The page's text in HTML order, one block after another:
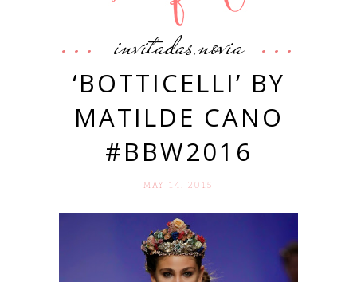
invitadas,novia
‘BOTTICELLI’ BY
MATILDE CANO
#BBW2016
MAY 14. 2015